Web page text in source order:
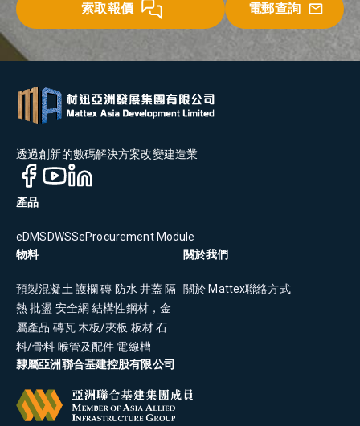
索取報價 電郵查詢
透過創新的數碼解決方案改變建造業
產品
eDMS DWSSeProcurement Module
物料
預製混凝土 護欄磚 防水 井蓋 隔
熱 批盪 安全網 結構性鋼材，金
屬產品 磚瓦 木板/夾板 板材石
料/骨料 喉管及配件 電線槽
關於我們
關於 Mattex聯絡方式
隸屬亞洲聯合基建控股有限公司